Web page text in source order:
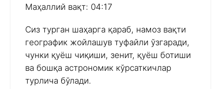
Маҳаллий вақт: 04:17
Сиз турган шаҳарга қараб, намоз вақти
географик жойлашув туфайли ўзгаради,
чунки қуёш чиқиши, зенит, қуёш ботиши
ва бошқа астрономик кўрсаткичлар
турлича бўлади.